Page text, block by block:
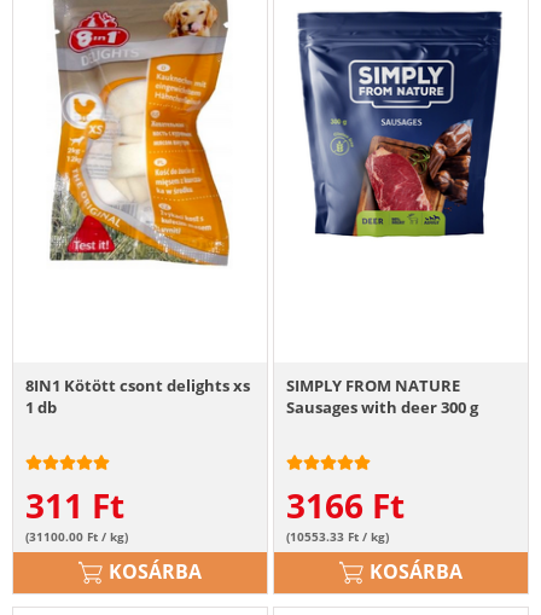
8IN1 Kötött csont delights xs
1 db
311 Ft
(31100.00 Ft / kg)
KOSÁRBA
SIMPLY FROM NATURE
Sausages with deer 300 g
3166 Ft
(10553.33 Ft / kg)
KOSÁRBA